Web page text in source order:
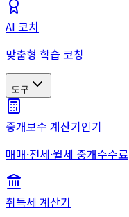
AI 코치
맞춤형 학습 코칭
도구
중개보수 계산기인기
매매·전세·월세 중개수수료
취득세 계산기